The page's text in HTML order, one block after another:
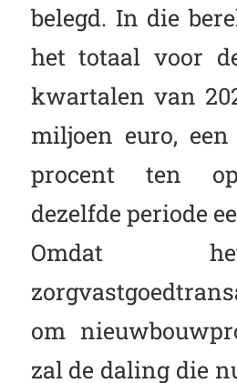
belegd. In die
het totaal voor
kwartalen van
miljoen euro,
procent ten
dezelfde periode
Omdat
om
zal de daling die